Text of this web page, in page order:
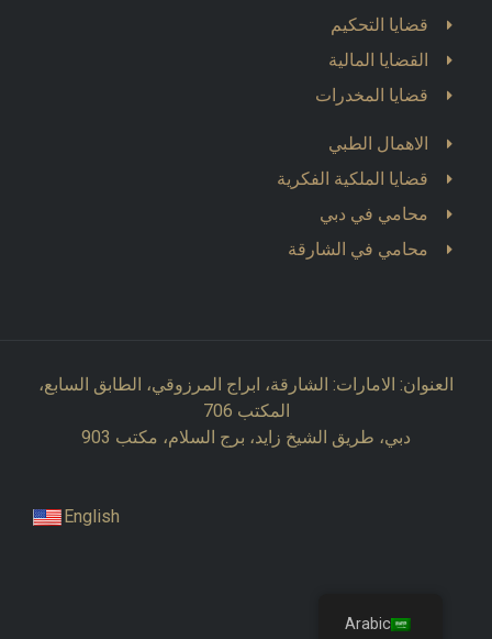
قضايا التحكيم
القضايا المالية
قضايا المخدرات
الاهمال الطبي
قضايا الملكية الفكرية
محامي في دبي
محامي في الشارقة
العنوان: الامارات: الشارقة، ابراج المرزوقي، الطابق السابع،
المكتب 706
دبي، طريق الشيخ زايد، برج السلام، مكتب 903
English
Arabic